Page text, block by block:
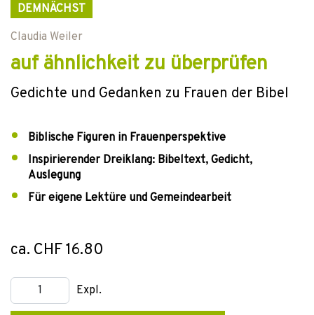
DEMNÄCHST
Claudia Weiler
auf ähnlichkeit zu überprüfen
Gedichte und Gedanken zu Frauen der Bibel
Biblische Figuren in Frauenperspektive
Inspirierender Dreiklang: Bibeltext, Gedicht,
Auslegung
Für eigene Lektüre und Gemeindearbeit
ca. CHF 16.80
Expl.